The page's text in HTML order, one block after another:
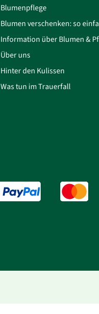
Blumenpflege
Blumen verschenken: so
Information über Blumen &
Über uns
Hinter den Kulissen
Was tun im Trauerfall